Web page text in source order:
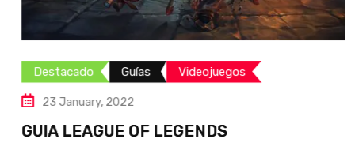
Destacado Guías Videojuegos
23 January, 2022
GUIA LEAGUE OF LEGENDS